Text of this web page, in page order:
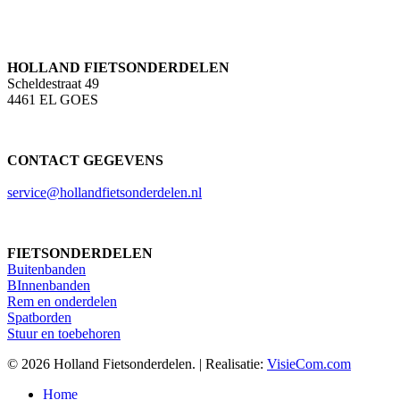
HOLLAND FIETSONDERDELEN
Scheldestraat 49
4461 EL GOES
CONTACT GEGEVENS
service@hollandfietsonderdelen.nl
FIETSONDERDELEN
Buitenbanden
BInnenbanden
Rem en onderdelen
Spatborden
Stuur en toebehoren
© 2026 Holland Fietsonderdelen. | Realisatie: VisieCom.com
Close
Home